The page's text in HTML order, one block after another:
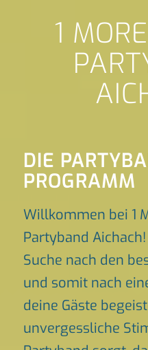
1
DIE
PROGRAMM
Willkommen bei 1
Partyband
Suche nach den
und somit nach
deine Gäste
unvergessliche